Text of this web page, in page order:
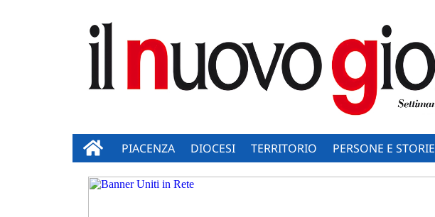
PIACENZA DIOCESI TERRITORIO PERSONE E STORIE